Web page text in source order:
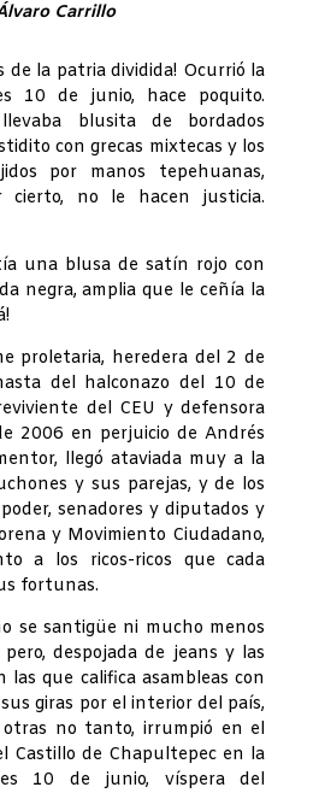
Carrillo
de la patria dividida! Ocurrió la
10 de junio, hace poquito.
blusita de bordados
con grecas mixtecas y los
por manos tepehuanas,
cierto, no le hacen justicia.
una blusa de satín rojo con
negra, amplia que le ceñía la
proletaria, heredera del 2 de
del halconazo del 10 de
del CEU y defensora
2006 en perjuicio de Andrés
llegó ataviada muy a la
y sus parejas, y de los
senadores y diputados y
y Movimiento Ciudadano,
a los ricos-ricos que cada
fortunas.
se santigüe ni mucho menos
despojada de jeans y las
que califica asambleas con
giras por el interior del país,
no tanto, irrumpió en el
Castillo de Chapultepec en la
10 de junio, víspera del